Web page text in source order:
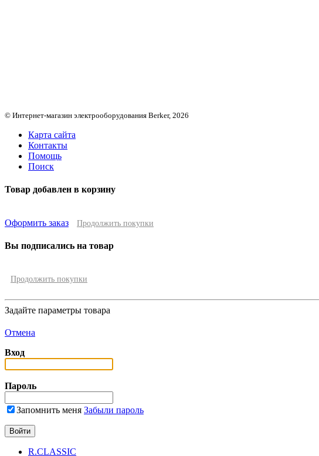
© Интернет-магазин электрооборудования Berker, 2026
Карта сайта
Контакты
Помощь
Поиск
Товар добавлен в корзину
Оформить заказ Продолжить покупки
Вы подписались на товар
Продолжить покупки
Задайте параметры товара
Отмена
Вход
Пароль
Запомнить меня Забыли пароль
R.CLASSIC